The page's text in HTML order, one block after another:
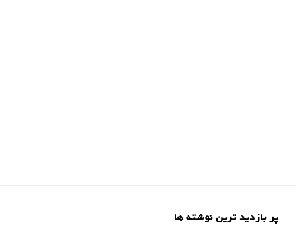
پر بازدید ترین نوشته ها